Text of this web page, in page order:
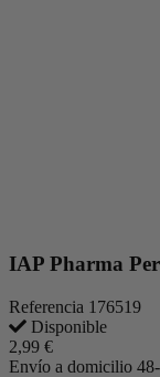
IAP Pharma
Referencia 176519
Disponible
2,99 €
Envío a domicilio